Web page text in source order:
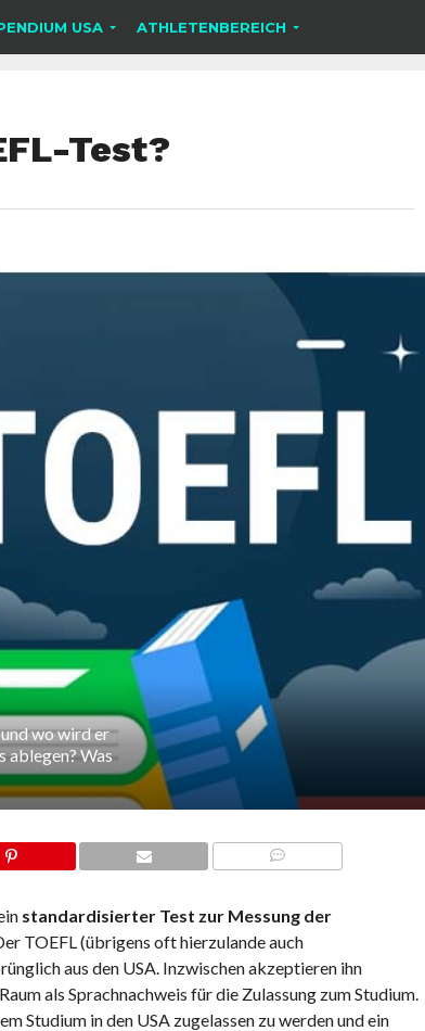
USA ATHLETENBEREICH
Test?
wo wird er
ablegen? Was
standardisierter Test zur Messung der
TOEFL (übrigens oft hierzulande auch
aus den USA. Inzwischen akzeptieren ihn
als Sprachnachweis für die Zulassung zum Studium.
Studium in den USA zugelassen zu werden und ein